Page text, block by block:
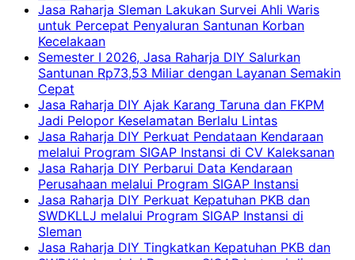
Jasa Raharja Sleman Lakukan Survei Ahli Waris
untuk Percepat Penyaluran Santunan Korban
Kecelakaan
Semester I 2026, Jasa Raharja DIY Salurkan
Santunan Rp73,53 Miliar dengan Layanan Semakin
Cepat
Jasa Raharja DIY Ajak Karang Taruna dan FKPM
Jadi Pelopor Keselamatan Berlalu Lintas
Jasa Raharja DIY Perkuat Pendataan Kendaraan
melalui Program SIGAP Instansi di CV Kaleksanan
Jasa Raharja DIY Perbarui Data Kendaraan
Perusahaan melalui Program SIGAP Instansi
Jasa Raharja DIY Perkuat Kepatuhan PKB dan
SWDKLLJ melalui Program SIGAP Instansi di
Sleman
Jasa Raharja DIY Tingkatkan Kepatuhan PKB dan